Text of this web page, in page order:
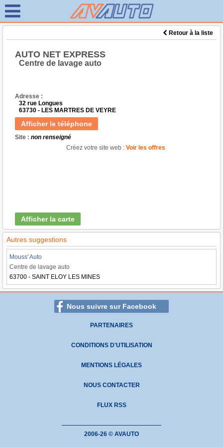
Retour à la liste
AUTO NET EXPRESS
Centre de lavage auto
Adresse :
32 rue Longues
63730 - LES MARTRES DE VEYRE
Afficher le téléphone
Site : non renseigné
Créez votre site web : Voir les offres
Afficher la carte
Autres suggestions
Mouss' Auto
Centre de lavage auto
63700 - SAINT ELOY LES MINES
Nous suivre sur Facebook
PARTENAIRES
CONDITIONS D'UTILISATION
MENTIONS LÉGALES
NOUS CONTACTER
FLUX RSS
2006-26 © AVAUTO